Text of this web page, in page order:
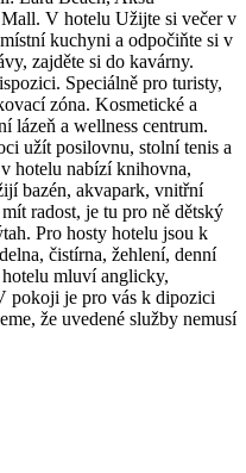
V hotelu Užijte si večer v
kuchyni a odpočiňte si v
zajděte si do kavárny.
Speciálně pro turisty,
zóna. Kosmetické a
lázeň a wellness centrum.
užít posilovnu, stolní tenis a
hotelu nabízí knihovna,
bazén, akvapark, vnitřní
radost, je tu pro ně dětský
Pro hosty hotelu jsou k
čistírna, žehlení, denní
mluví anglicky,
pokoji je pro vás k dipozici
že uvedené služby nemusí